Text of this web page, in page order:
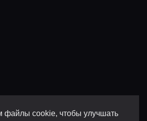
файлы cookie, чтобы улучшать